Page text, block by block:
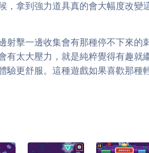
拿到強力道具真的會大幅度改變
擊一邊收集會有那種停不下來的
太大壓力，就是純粹覺得有趣就
更舒服。這種遊戲如果喜歡那種